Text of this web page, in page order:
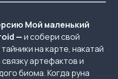
Мой маленький
—и собери свой
на карте, накатай
артефактов и
биома. Когда руна